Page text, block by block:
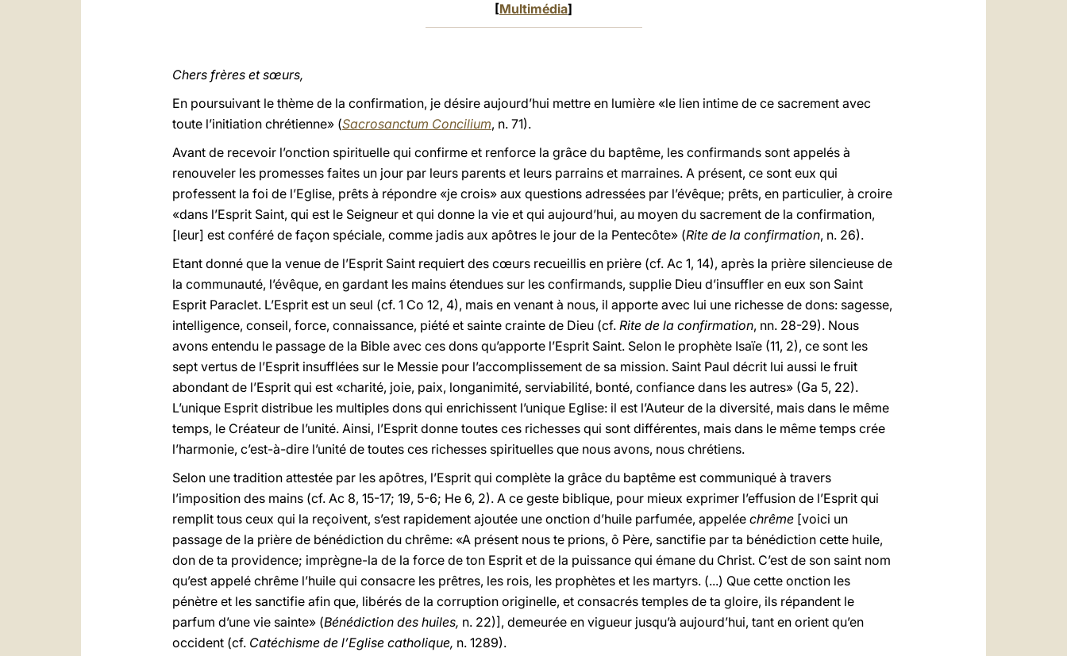
[Multimédia]
Chers frères et sœurs,
En poursuivant le thème de la confirmation, je désire aujourd’hui mettre en lumière «le lien intime de ce sacrement avec
toute l’initiation chrétienne» (Sacrosanctum Concilium, n. 71).
Avant de recevoir l’onction spirituelle qui confirme et renforce la grâce du baptême, les confirmands sont appelés à
renouveler les promesses faites un jour par leurs parents et leurs parrains et marraines. A présent, ce sont eux qui
professent la foi de l’Eglise, prêts à répondre «je crois» aux questions adressées par l’évêque; prêts, en particulier, à croire
«dans l’Esprit Saint, qui est le Seigneur et qui donne la vie et qui aujourd’hui, au moyen du sacrement de la confirmation,
[leur] est conféré de façon spéciale, comme jadis aux apôtres le jour de la Pentecôte» (Rite de la confirmation, n. 26).
Etant donné que la venue de l’Esprit Saint requiert des cœurs recueillis en prière (cf. Ac 1, 14), après la prière silencieuse de
la communauté, l’évêque, en gardant les mains étendues sur les confirmands, supplie Dieu d’insuffler en eux son Saint
Esprit Paraclet. L’Esprit est un seul (cf. 1 Co 12, 4), mais en venant à nous, il apporte avec lui une richesse de dons: sagesse,
intelligence, conseil, force, connaissance, piété et sainte crainte de Dieu (cf. Rite de la confirmation, nn. 28-29). Nous
avons entendu le passage de la Bible avec ces dons qu’apporte l’Esprit Saint. Selon le prophète Isaïe (11, 2), ce sont les
sept vertus de l’Esprit insufflées sur le Messie pour l’accomplissement de sa mission. Saint Paul décrit lui aussi le fruit
abondant de l’Esprit qui est «charité, joie, paix, longanimité, serviabilité, bonté, confiance dans les autres» (Ga 5, 22).
L’unique Esprit distribue les multiples dons qui enrichissent l’unique Eglise: il est l’Auteur de la diversité, mais dans le même
temps, le Créateur de l’unité. Ainsi, l’Esprit donne toutes ces richesses qui sont différentes, mais dans le même temps crée
l’harmonie, c’est-à-dire l’unité de toutes ces richesses spirituelles que nous avons, nous chrétiens.
Selon une tradition attestée par les apôtres, l’Esprit qui complète la grâce du baptême est communiqué à travers
l’imposition des mains (cf. Ac 8, 15-17; 19, 5-6; He 6, 2). A ce geste biblique, pour mieux exprimer l’effusion de l’Esprit qui
remplit tous ceux qui la reçoivent, s’est rapidement ajoutée une onction d’huile parfumée, appelée chrême [voici un
passage de la prière de bénédiction du chrême: «A présent nous te prions, ô Père, sanctifie par ta bénédiction cette huile,
don de ta providence; imprègne-la de la force de ton Esprit et de la puissance qui émane du Christ. C’est de son saint nom
qu’est appelé chrême l’huile qui consacre les prêtres, les rois, les prophètes et les martyrs. (...) Que cette onction les
pénètre et les sanctifie afin que, libérés de la corruption originelle, et consacrés temples de ta gloire, ils répandent le
parfum d’une vie sainte» (Bénédiction des huiles, n. 22)], demeurée en vigueur jusqu’à aujourd’hui, tant en orient qu’en
occident (cf. Catéchisme de l’Eglise catholique, n. 1289).